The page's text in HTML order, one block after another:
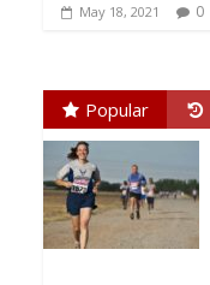
May 18, 2021 0
Popular